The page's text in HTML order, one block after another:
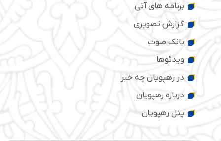
برنامه های آتی
گزارش تصویری
بانک صوت
ویدئوها
در رهپویان چه خبر
درباره رهپویان
پنل رهپویان